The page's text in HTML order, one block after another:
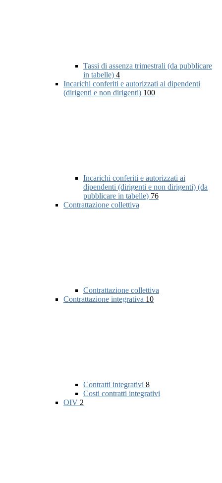
Tassi di assenza trimestrali (da pubblicare
in tabelle) 4
Incarichi conferiti e autorizzati ai dipendenti
(dirigenti e non dirigenti) 100
Incarichi conferiti e autorizzati ai
dipendenti (dirigenti e non dirigenti) (da
pubblicare in tabelle) 76
Contrattazione collettiva
Contrattazione collettiva
Contrattazione integrativa 10
Contratti integrativi 8
Costi contratti integrativi
OIV 2